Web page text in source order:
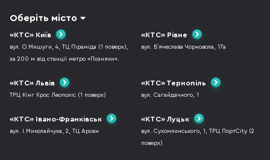
Оберіть місто
«КТС» Київ
вул. О.Мишуги, 4, ТЦ Піраміда (1 поверх),
за 200 м від станції метро «Позняки».
«КТС» Рівне
вул. В`ячеслава Чорновола, 17а
«КТС» Львів
ТРЦ Кінг Крос Леополіс (1 поверх)
«КТС» Тернопіль
вул. Сагайдачного, 1
«КТС» Івано-Франківськ
вул. І.Миколайчука, 2, ТЦ Арсен
«КТС» Луцьк
вул. Сухомлинського, 1, ТРЦ ПортCity (2
поверх)